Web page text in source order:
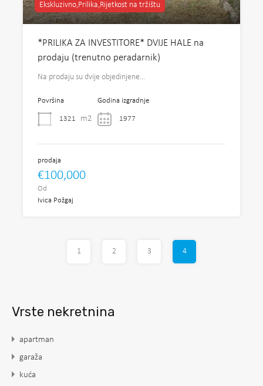
Ekskluzivno,Prilika,Rijetkost na tržištu
*PRILIKA ZA INVESTITORE* DVIJE HALE na
prodaju (trenutno peradarnik)
Na prodaju su dvije objedinjene…
Površina
1321 m2
Godina izgradnje
1977
prodaja
€100,000
Od
Ivica Požgaj
1 2 3 4
Vrste nekretnina
apartman
garaža
kuća